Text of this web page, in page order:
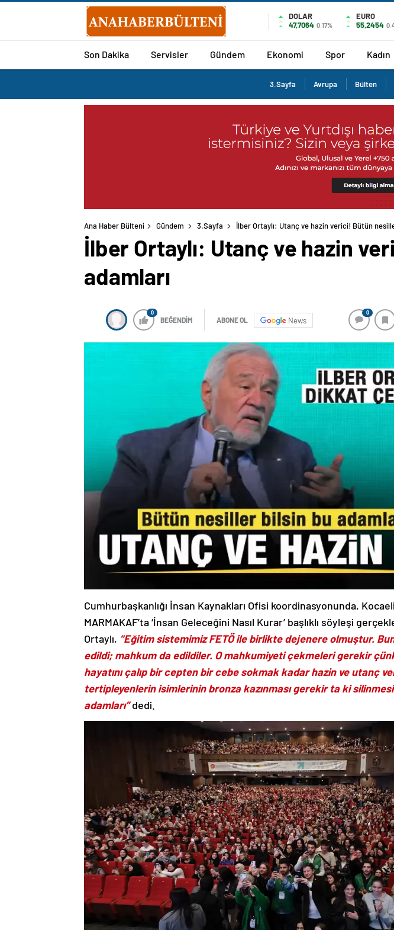
DOLAR
47,7064 0.17%
EURO
55,2454
Son Dakika Servisler Gündem Ekonomi Spor Kadın
3.Sayfa Avrupa Bülten
Ana Haber Bülteni Gündem 3.Sayfa İlber Ortaylı: Utanç ve hazin verici! Bütün
İlber Ortaylı: Utanç ve hazin
adamları
0
BEĞENDİM ABONE OL News
0
Cumhurbaşkanlığı İnsan Kaynakları Ofisi koordinasyonunda,
MARMAKAF’ta ‘İnsan Geleceğini Nasıl Kurar’ başlıklı söyleşi
Ortaylı, “Eğitim sistemimiz FETÖ ile birlikte dejenere olmuştur.
edildi; mahkum da edildiler. O mahkumiyeti çekmeleri gerekir
hayatını çalıp bir cepten bir cebe sokmak kadar hazin ve utanç
tertipleyenlerin isimlerinin bronza kazınması gerekir ta ki
adamları”dedi.